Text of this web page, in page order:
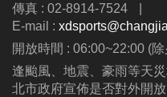
傳真 : 02-8914-7524
E-mail :
開放時間 : 06:00~22:00 (
逢颱風、地震、豪雨等天
北市政府宣佈是否對外開放